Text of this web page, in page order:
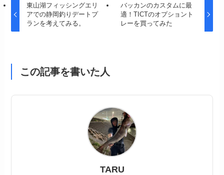
東山湖フィッシングエリ
アでの静岡釣りデートプ
ランを考えてみる。
バッカンのカスタムに最
適！TICTのオプショント
レーを買ってみた
この記事を書いた人
TARU